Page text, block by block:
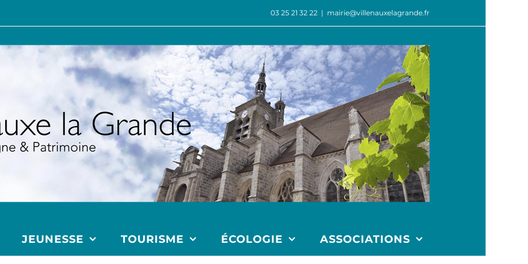
03 25 21 32 22 | mairie@villenauxelagrande.fr
JEUNESSE TOURISME ÉCOLOGIE ASSOCIATIONS